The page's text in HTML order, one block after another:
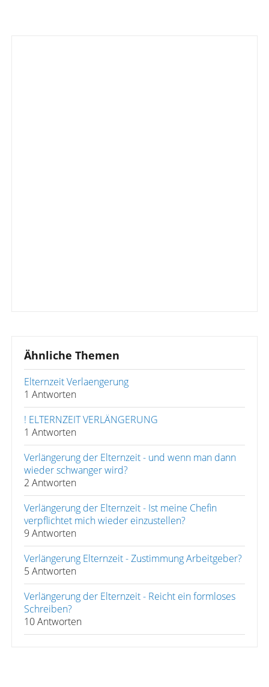
Ähnliche Themen
Elternzeit Verlaengerung
1 Antworten
! ELTERNZEIT VERLÄNGERUNG
1 Antworten
Verlängerung der Elternzeit - und wenn man dann
wieder schwanger wird?
2 Antworten
Verlängerung der Elternzeit - Ist meine Chefin
verpflichtet mich wieder einzustellen?
9 Antworten
Verlängerung Elternzeit - Zustimmung Arbeitgeber?
5 Antworten
Verlängerung der Elternzeit - Reicht ein formloses
Schreiben?
10 Antworten